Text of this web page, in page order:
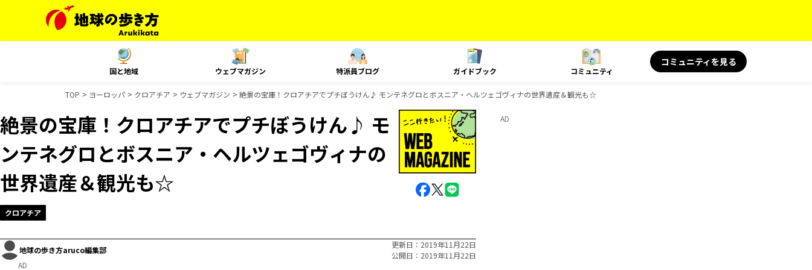
国と地域 ウェブマガジン 特派員ブログ ガイドブック コミュニティ
コミュニティを見る
TOP ヨーロッパ クロアチア ウェブマガジン 絶景の宝庫！クロアチアでプチぼうけん♪ モンテネグロとボスニア・ヘルツェゴヴィナの世界遺産＆観光も☆
絶景の宝庫！クロアチアでプチぼうけん♪ モ
ンテネグロとボスニア・ヘルツェゴヴィナの
世界遺産＆観光も☆
クロアチア
地球の歩き方aruco編集部
更新日
2019年11月22日
公開日
2019年11月22日
AD
AD